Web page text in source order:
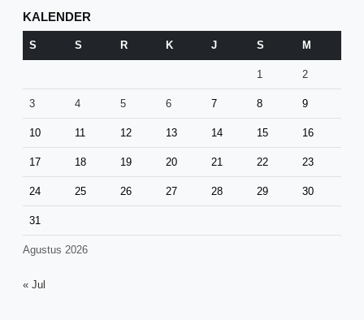
KALENDER
Agustus 2026
S S R K J S M
1 2
3 4 5 6 7 8 9
10 11 12 13 14 15 16
17 18 19 20 21 22 23
24 25 26 27 28 29 30
31
« Jul